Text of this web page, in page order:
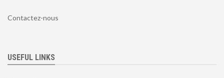
Contactez-nous
USEFUL LINKS